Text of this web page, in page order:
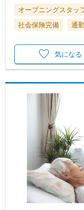
オープニングスタッ
社会保険完備
通
気になる